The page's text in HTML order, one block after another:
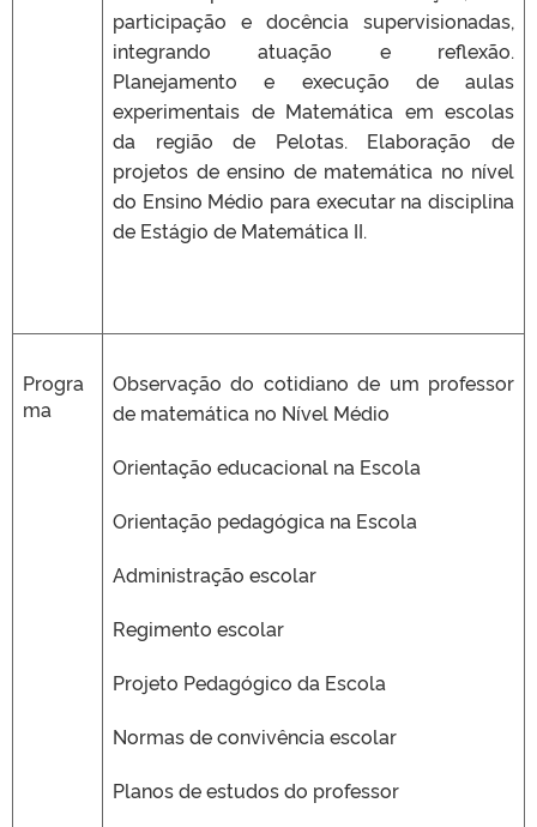
participação e docência supervisionadas,
integrando atuação e reflexão.
Planejamento e execução de aulas
experimentais de Matemática em escolas
da região de Pelotas. Elaboração de
projetos de ensino de matemática no nível
do Ensino Médio para executar na disciplina
de Estágio de Matemática II.
Progra
ma
Observação do cotidiano de um professor
de matemática no Nível Médio
Orientação educacional na Escola
Orientação pedagógica na Escola
Administração escolar
Regimento escolar
Projeto Pedagógico da Escola
Normas de convivência escolar
Planos de estudos do professor